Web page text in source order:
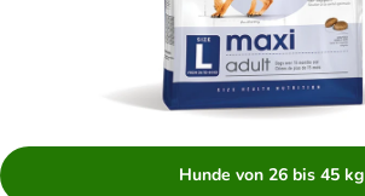
Hunde von 26 bis 45 kg